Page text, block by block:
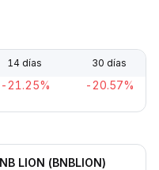
14 días 30 días
-21.25% -20.57%
LION (BNBLION)